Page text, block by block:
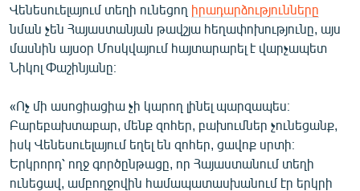
ԱՐԽԻՎ
ՏԵՍԱՆՅՈՒԹԵՐ
ԲԱՆԱՎԵՃ
ՓՈԴՔԱՍԹ
Հայերեն
Վենեսուելայում տեղի ունեցող իրադարձությունները
նման չեն Հայաստանյան թավշյա հեղափոխությունը, այս
մասնին այսօր Մոսկվայում հայտարարել է վարչապետ
Նիկոլ Փաշինյանը։
«Ոչ մի ասոցիացիա չի կարող լինել պարզապես։
Բարեբախտաբար, մենք զոհեր, բախումներ չունեցանք,
իսկ Վենեսուելայում եղել են զոհեր, ցավոք սրտի։
Երկրորդ՝ ողջ գործընթացը, որ Հայաստանում տեղի
ունեցավ, ամբողջովին համապատասխանում էր երկրի